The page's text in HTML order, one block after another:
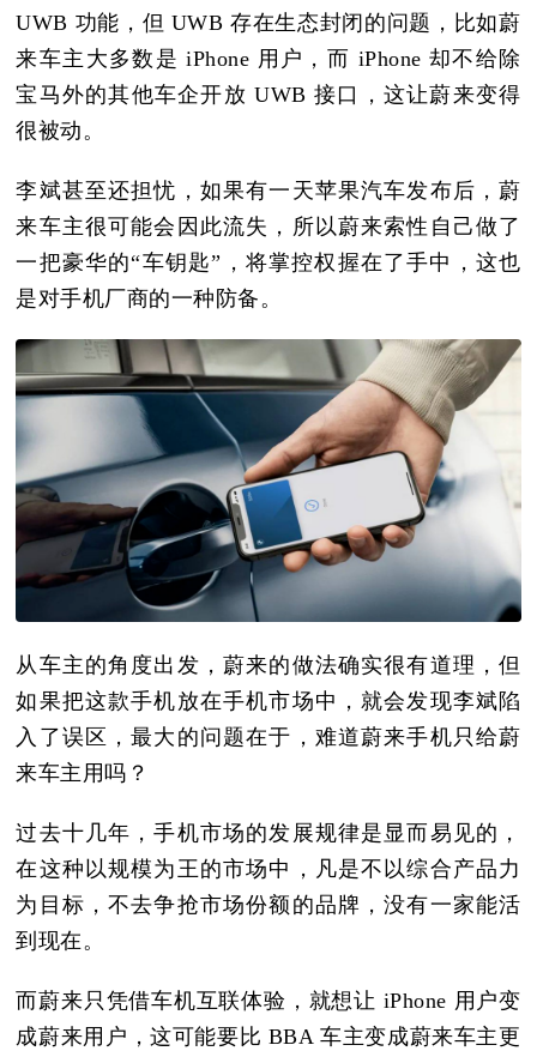
UWB 功能，但 UWB 存在生态封闭的问题，比如蔚
来车主大多数是 iPhone 用户，而 iPhone 却不给除
宝马外的其他车企开放 UWB 接口，这让蔚来变得
很被动。
李斌甚至还担忧，如果有一天苹果汽车发布后，蔚
来车主很可能会因此流失，所以蔚来索性自己做了
一把豪华的“车钥匙”，将掌控权握在了手中，这也
是对手机厂商的一种防备。
从车主的角度出发，蔚来的做法确实很有道理，但
如果把这款手机放在手机市场中，就会发现李斌陷
入了误区，最大的问题在于，难道蔚来手机只给蔚
来车主用吗？
过去十几年，手机市场的发展规律是显而易见的，
在这种以规模为王的市场中，凡是不以综合产品力
为目标，不去争抢市场份额的品牌，没有一家能活
到现在。
而蔚来只凭借车机互联体验，就想让 iPhone 用户变
成蔚来用户，这可能要比 BBA 车主变成蔚来车主更